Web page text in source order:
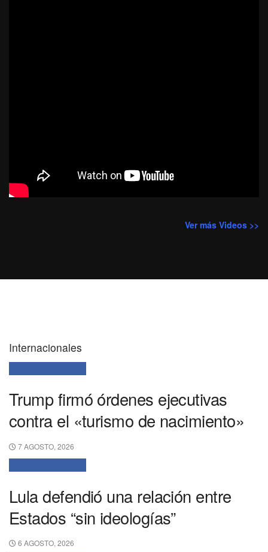
Ver más Videos >>
Internacionales
Trump firmó órdenes ejecutivas
contra el «turismo de nacimiento»
7 AGOSTO, 2026
Lula defendió una relación entre
Estados “sin ideologías”
6 AGOSTO, 2026